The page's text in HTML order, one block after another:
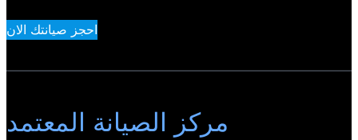
احجز صيانتك الان
مركز الصيانة المعتمد